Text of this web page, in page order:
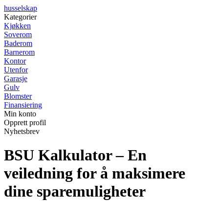
husselskap
Kategorier
Kjøkken
Soverom
Baderom
Barnerom
Kontor
Utenfor
Garasje
Gulv
Blomster
Finansiering
Min konto
Opprett profil
Nyhetsbrev
BSU Kalkulator – En
veiledning for å maksimere
dine sparemuligheter